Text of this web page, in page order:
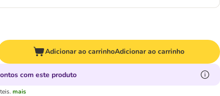
Adicionar ao carrinhoAdicionar ao carrinho
com este produto
mais